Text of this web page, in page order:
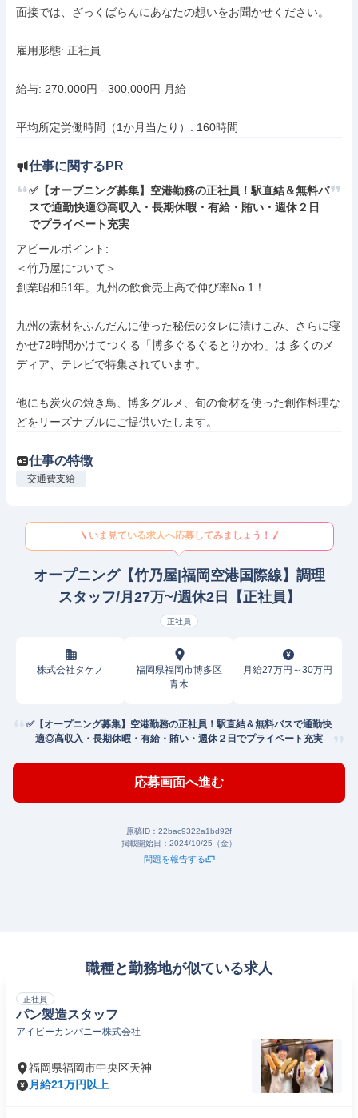
面接では、ざっくばらんにあなたの想いをお聞かせください。
雇用形態: 正社員
給与: 270,000円 - 300,000円 月給
平均所定労働時間（1か月当たり）: 160時間
仕事に関するPR
✅【オープニング募集】空港勤務の正社員！駅直結＆無料バ
スで通勤快適◎高収入・長期休暇・有給・賄い・週休２日
でプライベート充実
アピールポイント:
＜竹乃屋について＞
創業昭和51年。九州の飲食売上高で伸び率No.1！
九州の素材をふんだんに使った秘伝のタレに漬けこみ、さらに寝
かせ72時間かけてつくる「博多ぐるぐるとりかわ」は 多くのメ
ディア、テレビで特集されています。
他にも炭火の焼き鳥、博多グルメ、旬の食材を使った創作料理な
どをリーズナブルにご提供いたします。
仕事の特徴
交通費支給
いま見ている求人へ応募してみましょう！
オープニング【竹乃屋|福岡空港国際線】調理
スタッフ/月27万~/週休2日【正社員】
正社員
株式会社タケノ
福岡県福岡市博多区
青木
月給27万円～30万円
✅【オープニング募集】空港勤務の正社員！駅直結＆無料バスで通勤快
適◎高収入・長期休暇・有給・賄い・週休２日でプライベート充実
応募画面へ進む
原稿ID： 22bac9322a1bd92f
掲載開始日： 2024/10/25（金）
問題を報告する
職種と勤務地が似ている求人
正社員
パン製造スタッフ
アイビーカンパニー株式会社
福岡県福岡市中央区天神
月給21万円以上